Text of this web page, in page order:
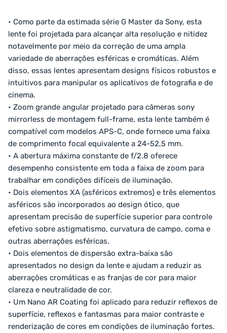
• Como parte da estimada série G Master da Sony, esta
lente foi projetada para alcançar alta resolução e nitidez
notavelmente por meio da correção de uma ampla
variedade de aberrações esféricas e cromáticas. Além
disso, essas lentes apresentam designs físicos robustos e
intuitivos para manipular os aplicativos de fotografia e de
cinema.
• Zoom grande angular projetado para câmeras sony
mirrorless de montagem full-frame, esta lente também é
compatível com modelos APS-C, onde fornece uma faixa
de comprimento focal equivalente a 24-52,5 mm.
• A abertura máxima constante de f/2.8 oferece
desempenho consistente em toda a faixa de zoom para
trabalhar em condições difíceis de iluminação.
• Dois elementos XA (asféricos extremos) e três elementos
asféricos são incorporados ao design ótico, que
apresentam precisão de superfície superior para controle
efetivo sobre astigmatismo, curvatura de campo, coma e
outras aberrações esféricas.
• Dois elementos de dispersão extra-baixa são
apresentados no design da lente e ajudam a reduzir as
aberrações cromáticas e as franjas de cor para maior
clareza e neutralidade de cor.
• Um Nano AR Coating foi aplicado para reduzir reflexos de
superfície, reflexos e fantasmas para maior contraste e
renderização de cores em condições de iluminação fortes.